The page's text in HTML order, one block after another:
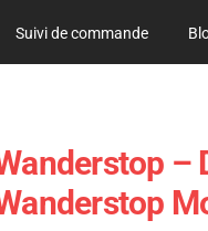
Suivi de commande
–